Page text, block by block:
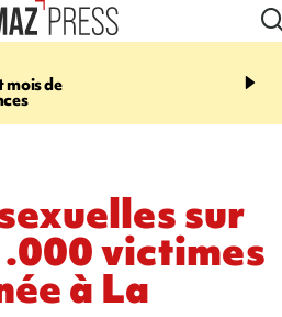
mois de
10:13
cycliste évacué en
sur
victimes
à La